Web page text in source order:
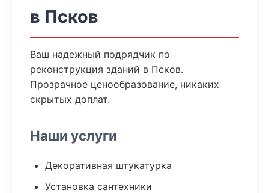
в Псков
Ваш надежный подрядчик по
реконструкция зданий в Псков.
Прозрачное ценообразование, никаких
скрытых доплат.
Наши услуги
Декоративная штукатурка
Установка сантехники